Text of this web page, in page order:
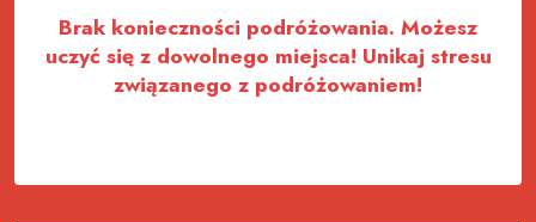
Brak konieczności podróżowania. Możesz
uczyć się z dowolnego miejsca! Unikaj stresu
związanego z podróżowaniem!